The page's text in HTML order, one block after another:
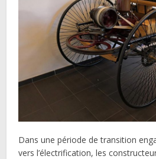
Dans une période de transition
vers l’électrification, les